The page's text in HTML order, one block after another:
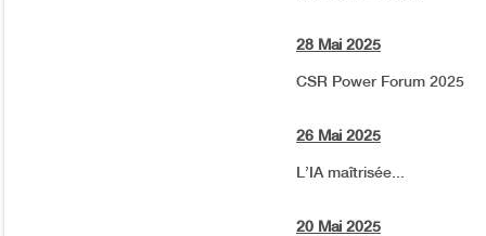
28 Mai 2025
CSR Power Forum 2025
26 Mai 2025
L’IA maîtrisée...
20 Mai 2025